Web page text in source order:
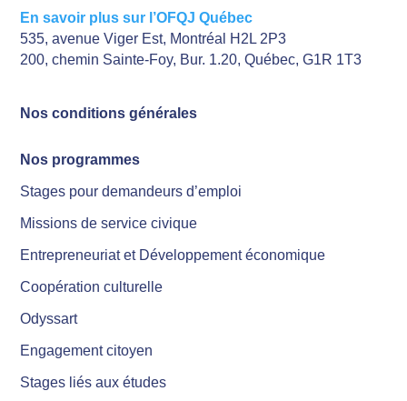
En savoir plus sur l’OFQJ Québec
535, avenue Viger Est, Montréal H2L 2P3
200, chemin Sainte-Foy, Bur. 1.20, Québec, G1R 1T3
Nos conditions générales
Nos programmes
Stages pour demandeurs d’emploi
Missions de service civique
Entrepreneuriat et Développement économique
Coopération culturelle
Odyssart
Engagement citoyen
Stages liés aux études